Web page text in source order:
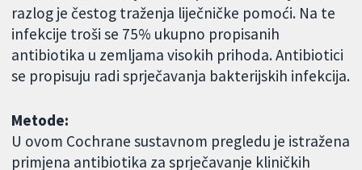
razlog je čestog traženja liječničke pomoći. Na te
infekcije troši se 75% ukupno propisanih
antibiotika u zemljama visokih prihoda. Antibiotici
se propisuju radi sprječavanja bakterijskih infekcija.
Metode:
U ovom Cochrane sustavnom pregledu je istražena
primjena antibiotika za sprječavanje kliničkih